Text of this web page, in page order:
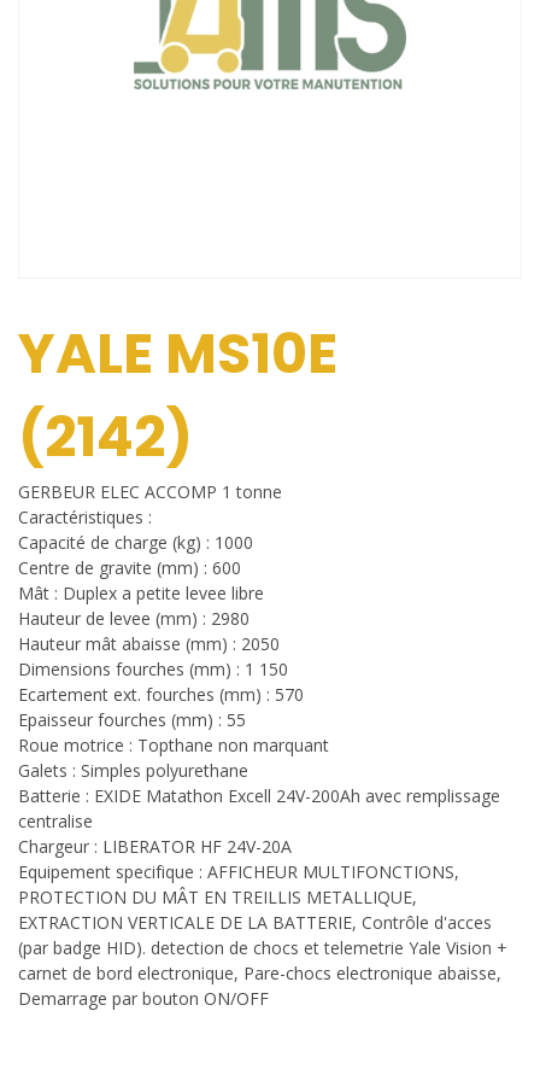
YALE MS10E
(2142)
GERBEUR ELEC ACCOMP 1 tonne
Caractéristiques :
Capacité de charge (kg) : 1000
Centre de gravite (mm) : 600
Mât : Duplex a petite levee libre
Hauteur de levee (mm) : 2980
Hauteur mât abaisse (mm) : 2050
Dimensions fourches (mm) : 1 150
Ecartement ext. fourches (mm) : 570
Epaisseur fourches (mm) : 55
Roue motrice : Topthane non marquant
Galets : Simples polyurethane
Batterie : EXIDE Matathon Excell 24V-200Ah avec remplissage
centralise
Chargeur : LIBERATOR HF 24V-20A
Equipement specifique : AFFICHEUR MULTIFONCTIONS,
PROTECTION DU MÂT EN TREILLIS METALLIQUE,
EXTRACTION VERTICALE DE LA BATTERIE, Contrôle d'acces
(par badge HID). detection de chocs et telemetrie Yale Vision +
carnet de bord electronique, Pare-chocs electronique abaisse,
Demarrage par bouton ON/OFF